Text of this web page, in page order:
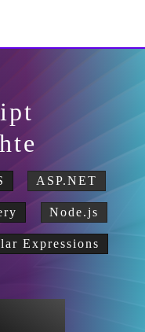
ASP.NET
Node.js
Expressions